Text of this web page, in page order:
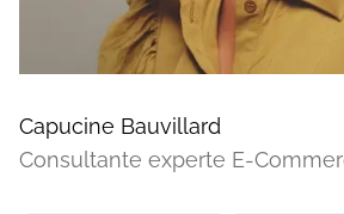
Capucine Bauvillard
Consultante experte E-